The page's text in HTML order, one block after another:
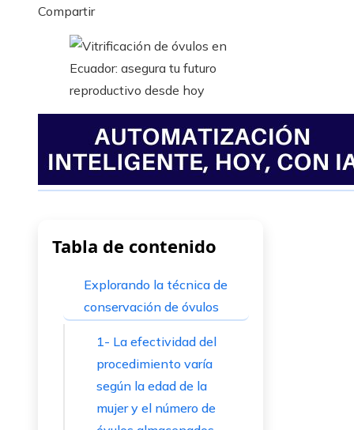
Facebook
Twitter
LinkedIn
Pinterest
Stumbleupon
Email
Compartir
Tabla de contenido
Explorando la técnica de
conservación de óvulos
1- La efectividad del
procedimiento varía
según la edad de la
mujer y el número de